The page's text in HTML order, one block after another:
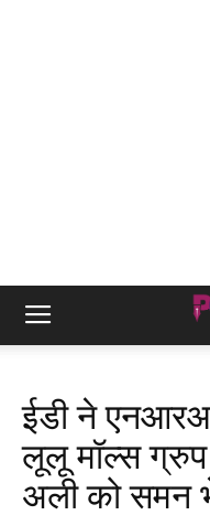
ईडी ने
लूलू मॉल्स
अली को समन